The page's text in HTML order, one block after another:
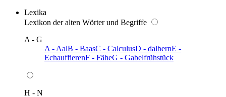
Lexika
Lexikon der alten Wörter und Begriffe
A - G
A - AalB - BaasC - CalculusD - dalbernE -
EchauffierenF - FäheG - Gabelfrühstück
H - N